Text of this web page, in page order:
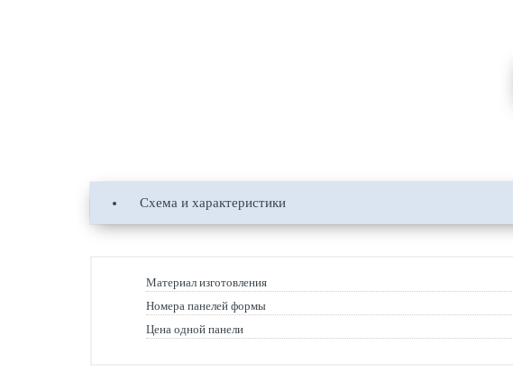
Схема и характеристики
Материал изготовления
Номера панелей формы
Цена одной панели